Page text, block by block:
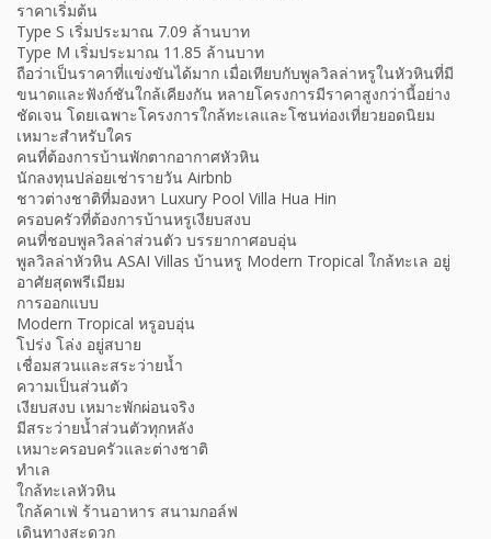
ราคาเริ่มต้น
Type S เริ่มประมาณ 7.09 ล้านบาท
Type M เริ่มประมาณ 11.85 ล้านบาท
ถือว่าเป็นราคาที่แข่งขันได้มาก เมื่อเทียบกับพูลวิลล่าหรูในหัวหินที่มี
ขนาดและฟังก์ชันใกล้เคียงกัน หลายโครงการมีราคาสูงกว่านี้อย่าง
ชัดเจน โดยเฉพาะโครงการใกล้ทะเลและโซนท่องเที่ยวยอดนิยม
เหมาะสำหรับใคร
คนที่ต้องการบ้านพักตากอากาศหัวหิน
นักลงทุนปล่อยเช่ารายวัน Airbnb
ชาวต่างชาติที่มองหา Luxury Pool Villa Hua Hin
ครอบครัวที่ต้องการบ้านหรูเงียบสงบ
คนที่ชอบพูลวิลล่าส่วนตัว บรรยากาศอบอุ่น
พูลวิลล่าหัวหิน ASAI Villas บ้านหรู Modern Tropical ใกล้ทะเล อยู่
อาศัยสุดพรีเมียม
การออกแบบ
Modern Tropical หรูอบอุ่น
โปร่ง โล่ง อยู่สบาย
เชื่อมสวนและสระว่ายน้ำ
ความเป็นส่วนตัว
เงียบสงบ เหมาะพักผ่อนจริง
มีสระว่ายน้ำส่วนตัวทุกหลัง
เหมาะครอบครัวและต่างชาติ
ทำเล
ใกล้ทะเลหัวหิน
ใกล้คาเฟ่ ร้านอาหาร สนามกอล์ฟ
เดินทางสะดวก